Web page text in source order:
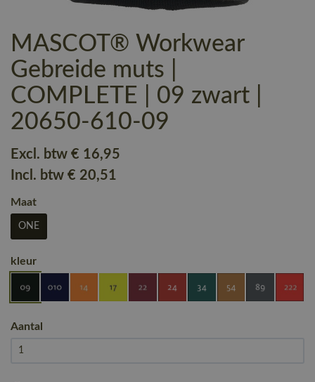
MASCOT® Workwear
Gebreide muts |
COMPLETE | 09 zwart |
20650-610-09
Excl. btw € 16,95
Incl. btw € 20,51
Maat
ONE
kleur
Aantal